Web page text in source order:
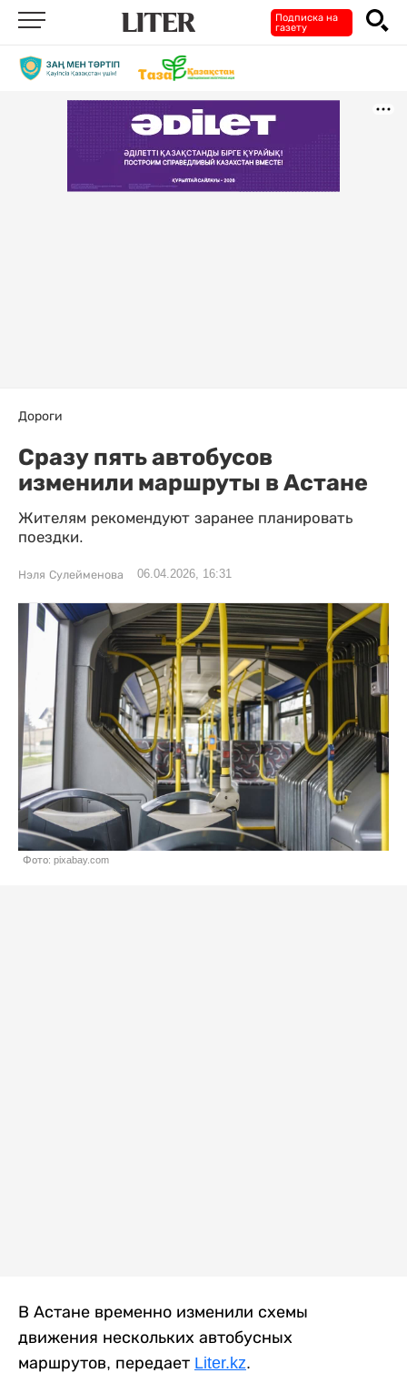
Подписка на
газету
Дороги
Сразу пять автобусов
изменили маршруты в Астане
Жителям рекомендуют заранее планировать
поездки.
Нэля Сулейменова 06.04.2026, 16:31
Фото: pixabay.com
В Астане временно изменили схемы
движения нескольких автобусных
маршрутов, передает Liter.kz.